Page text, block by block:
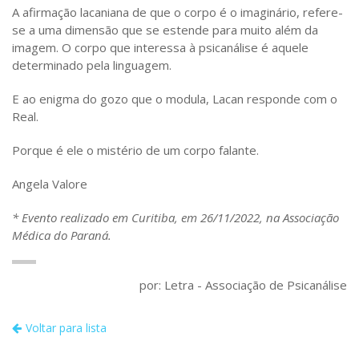
A afirmação lacaniana de que o corpo é o imaginário, refere-
se a uma dimensão que se estende para muito além da
imagem. O corpo que interessa à psicanálise é aquele
determinado pela linguagem.
E ao enigma do gozo que o modula, Lacan responde com o
Real.
Porque é ele o mistério de um corpo falante.
Angela Valore
* Evento realizado em Curitiba, em 26/11/2022, na Associação
Médica do Paraná.
por: Letra - Associação de Psicanálise
Voltar para lista